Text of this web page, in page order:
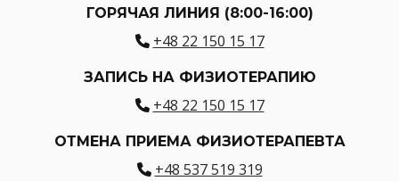
ГОРЯЧАЯ ЛИНИЯ (8:00-16:00)
+48 22 150 15 17
ЗАПИСЬ НА ФИЗИОТЕРАПИЮ
+48 22 150 15 17
ОТМЕНА ПРИЕМА ФИЗИОТЕРАПЕВТА
+48 537 519 319